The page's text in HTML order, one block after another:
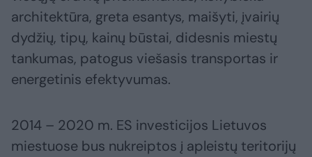
architektūra, greta esantys, maišyti, įvairių
dydžių, tipų, kainų būstai, didesnis miestų
tankumas, patogus viešasis transportas ir
energetinis efektyvumas.
2014 – 2020 m. ES investicijos Lietuvos
miestuose bus nukreiptos į apleistų teritorijų